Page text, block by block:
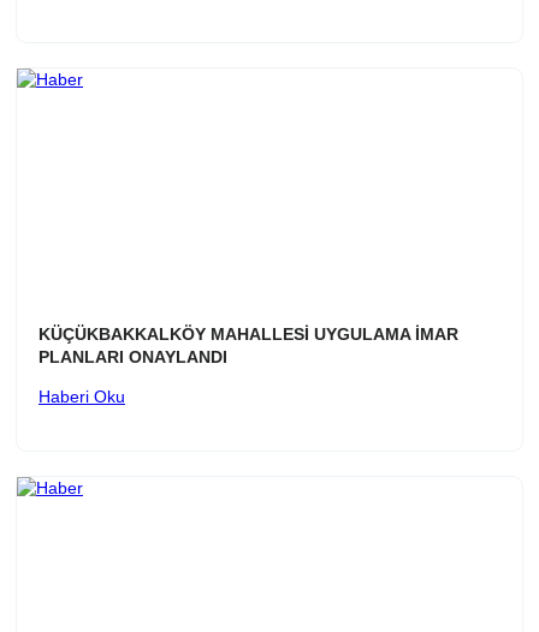
KÜÇÜKBAKKALKÖY MAHALLESİ UYGULAMA İMAR
PLANLARI ONAYLANDI
Haberi Oku